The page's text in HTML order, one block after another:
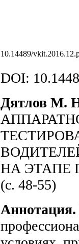
10.14489/
DOI:
Дятлов М.
НА ЭТАПЕ
(c. 48-55)
Аннотация.